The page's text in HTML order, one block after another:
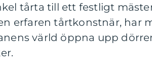
tårta till ett festligt
erfaren tårtkonstnär, har
värld öppna upp